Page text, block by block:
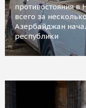
противостояния в
всего за
Азербайджан
республики